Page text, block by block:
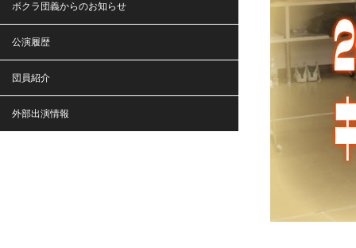
ボクラ団義からのお知らせ
公演履歴
団員紹介
外部出演情報